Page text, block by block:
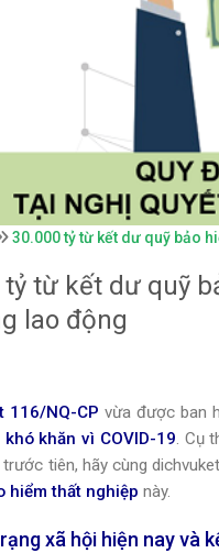
30.000 tỷ từ kết dư quỹ bảo
tỷ từ kết dư quỹ
lao động
116/NQ-CP vừa được ban
khó khăn vì COVID-19. Cụ
tiên, hãy cùng
hiểm thất nghiệp này.
xã hội hiện nay và